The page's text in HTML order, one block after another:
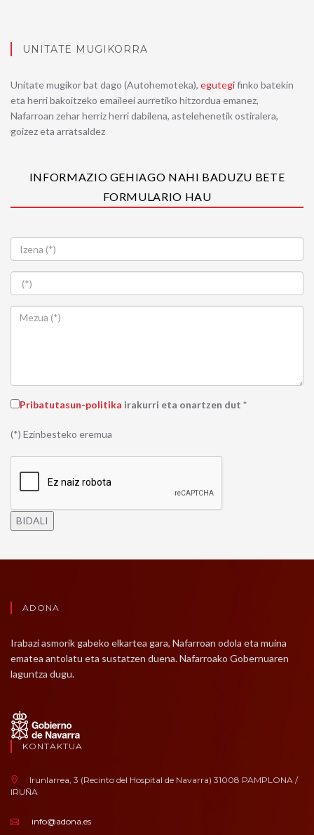
UNITATE MUGIKORRA
Unitate mugikor bat dago (Autohemoteka), egutegifinko batekin
eta herri bakoitzeko emaileei aurretiko hitzordua emanez,
Nafarroan zehar herriz herri dabilena, astelehenetik ostiralera,
goizez eta arratsaldez
INFORMAZIO GEHIAGO NAHI BADUZU BETE
FORMULARIO HAU
Pribatutasun-politika irakurri eta onartzen dut *
(*) Ezinbesteko eremua
BIDALI
ADONA
Irabazi asmorik gabeko elkartea gara, Nafarroan odola eta muina
ematea antolatu eta sustatzen duena. Nafarroako Gobernuaren
laguntza dugu.
KONTAKTUA
Irunlarrea, 3 (Recinto del Hospital de Navarra) 31008 PAMPLONA /
IRUÑA
info@adona.es